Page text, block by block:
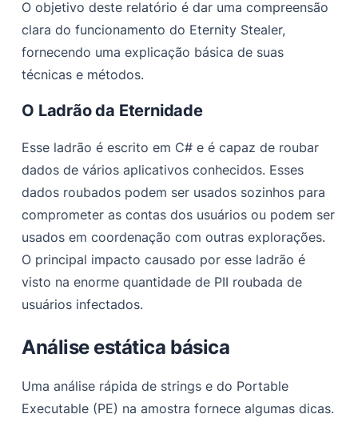
Aplicativos de jogos e streaming
Aplicativos de FTP
Aplicativos de mensagens e e-mail
Carteiras
Navegadores
Senhas de WiFi
Enumeração do Active Directory
Captador de arquivos
Detalhes da localização
Referências
O objetivo deste relatório é dar uma compreensão
clara do funcionamento do Eternity Stealer,
fornecendo uma explicação básica de suas
técnicas e métodos.
O Ladrão da Eternidade
Esse ladrão é escrito em C# e é capaz de roubar
dados de vários aplicativos conhecidos. Esses
dados roubados podem ser usados sozinhos para
comprometer as contas dos usuários ou podem ser
usados em coordenação com outras explorações.
O principal impacto causado por esse ladrão é
visto na enorme quantidade de PII roubada de
usuários infectados.
Análise estática básica
Uma análise rápida de strings e do Portable
Executable (PE) na amostra fornece algumas dicas.